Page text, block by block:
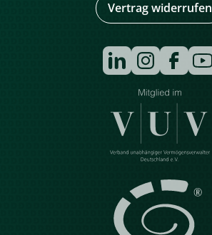
Vertrag widerrufen
Navigation
überspringen